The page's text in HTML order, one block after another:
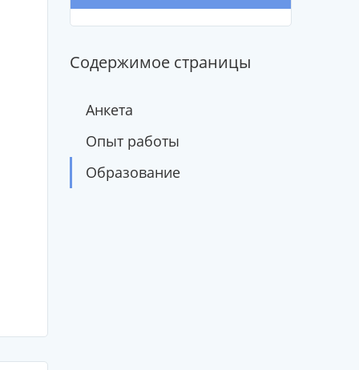
Содержимое страницы
Анкета
Опыт работы
Образование